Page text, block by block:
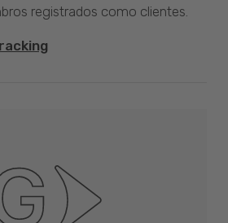
registrados como clientes.